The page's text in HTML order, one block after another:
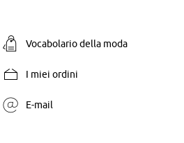
Vocabolario della moda
I miei ordini
E-mail